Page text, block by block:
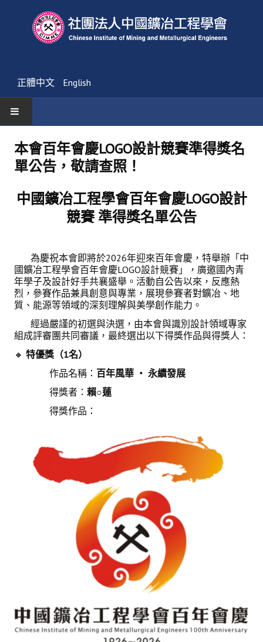
正體中文 English
首頁
最新消息
活動通告
理事長的話
學會會史
學會會歌
學會會址沿革
學會組織與架構
架構圖
理監事會
重要章則
論文評選辦法
學生獎勵金申請辦法
盧善棟獎學金評選辦法
鑛冶論文獎初選作業細則
鑛冶論文獎複審作業細則
獎章委員會簡則
本會百年會慶LOGO設計競賽準得獎名
單公告，敬請查照！
中國鑛冶工程學會百年會慶LOGO設計
競賽 準得獎名單公告
為慶祝本會即將於2026年迎來百年會慶，特舉辦「中
國鑛冶工程學會百年會慶LOGO設計競賽」，廣邀國內青
年學子及設計好手共襄盛舉。活動自公告以來，反應熱
烈，參賽作品兼具創意與專業，展現參賽者對鑛冶、地
質、能源等領域的深刻理解與美學創作能力。
經過嚴謹的初選與決選，由本會與識別設計領域專家
組成評審團共同審議，最終選出以下得獎作品與得獎人：
🔸 特優獎（1名）
作品名稱： 百年風華 ‧ 永續發展
得獎者： 賴○蓮
得獎作品：